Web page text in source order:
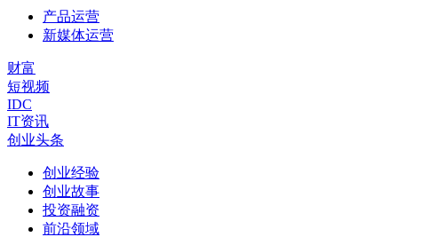
产品运营
新媒体运营
财富
短视频
IDC
IT资讯
创业头条
创业经验
创业故事
投资融资
前沿领域